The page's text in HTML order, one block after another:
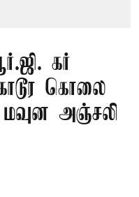
கர்
கொலை
மவுன அஞ்சலி